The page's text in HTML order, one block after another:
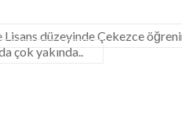
düzeyinde Çekezce
çok yakında..